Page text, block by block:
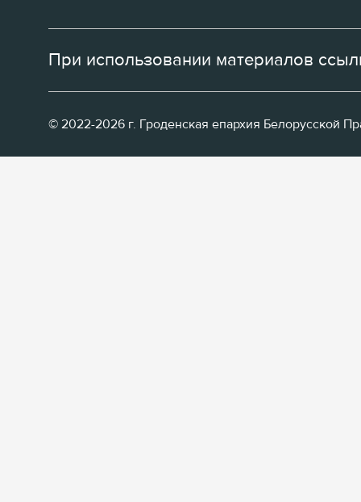
При использовании материалов
© 2022-2026 г. Гроденская епархия Белорусской